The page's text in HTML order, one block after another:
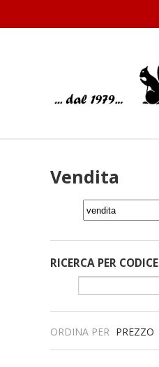
Vendita
RICERCA PER CODICE
ORDINA PER PREZZO